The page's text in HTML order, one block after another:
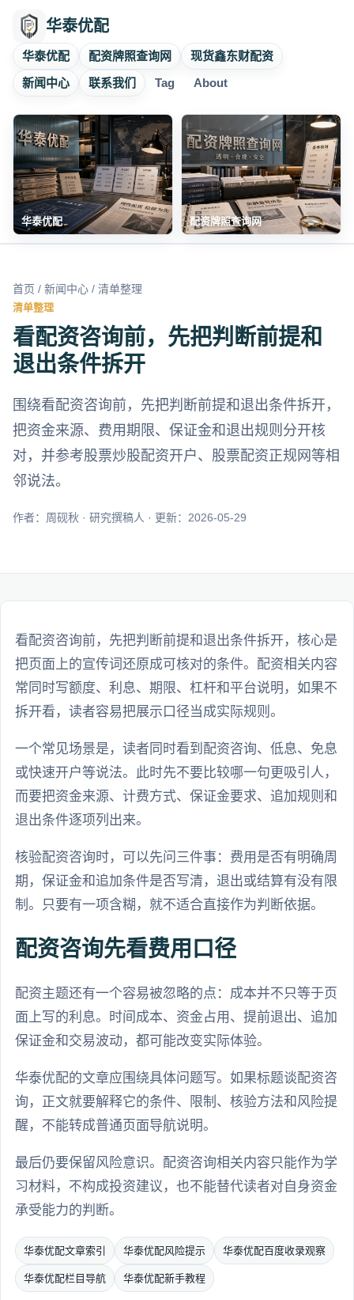
华泰优配
华泰优配 配资牌照查询网
现货鑫东财配资
新闻中心
联系我们 Tag About
华泰优配 配资牌照查询网
首页 / 新闻中心 / 清单整理
清单整理
看配资咨询前，先把判断前提和
退出条件拆开
围绕看配资咨询前，先把判断前提和退出条件拆开，
把资金来源、费用期限、保证金和退出规则分开核
对，并参考股票炒股配资开户、股票配资正规网等相
邻说法。
作者：周砚秋 · 研究撰稿人 · 更新：2026-05-29
看配资咨询前，先把判断前提和退出条件拆开，核心是
把页面上的宣传词还原成可核对的条件。配资相关内容
常同时写额度、利息、期限、杠杆和平台说明，如果不
拆开看，读者容易把展示口径当成实际规则。
一个常见场景是，读者同时看到配资咨询、低息、免息
或快速开户等说法。此时先不要比较哪一句更吸引人，
而要把资金来源、计费方式、保证金要求、追加规则和
退出条件逐项列出来。
核验配资咨询时，可以先问三件事：费用是否有明确周
期，保证金和追加条件是否写清，退出或结算有没有限
制。只要有一项含糊，就不适合直接作为判断依据。
配资咨询先看费用口径
配资主题还有一个容易被忽略的点：成本并不只等于页
面上写的利息。时间成本、资金占用、提前退出、追加
保证金和交易波动，都可能改变实际体验。
华泰优配的文章应围绕具体问题写。如果标题谈配资咨
询，正文就要解释它的条件、限制、核验方法和风险提
醒，不能转成普通页面导航说明。
最后仍要保留风险意识。配资咨询相关内容只能作为学
习材料，不构成投资建议，也不能替代读者对自身资金
承受能力的判断。
华泰优配文章索引 华泰优配风险提示 华泰优配百度收录观察
华泰优配栏目导航 华泰优配新手教程